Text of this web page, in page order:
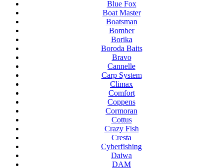
Blue Fox
Boat Master
Boatsman
Bomber
Borika
Boroda Baits
Bravo
Cannelle
Carp System
Climax
Comfort
Coppens
Cormoran
Cottus
Crazy Fish
Cresta
Cyberfishing
Daiwa
DAM